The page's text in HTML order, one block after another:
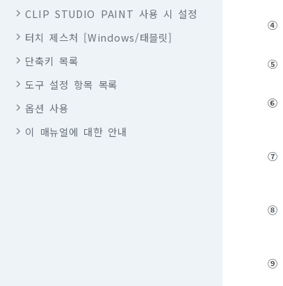
CLIP STUDIO PAINT 사용 시 설정
터치 제스처 [Windows/태블릿]
단축키 목록
도구 설정 항목 목록
옵션 사용
이 매뉴얼에 대한 안내
④
⑤
⑥
⑦
⑧
⑨